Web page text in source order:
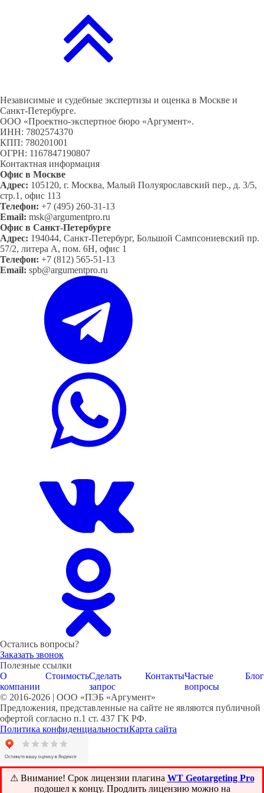
Независимые и судебные экспертизы и оценка в Москве и
Санкт-Петербурге.
ООО «Проектно-экспертное бюро «Аргумент».
ИНН: 7802574370
КПП: 780201001
ОГРН: 1167847190807
Контактная информация
Офис в Москве
Адрес: 105120, г. Москва, Малый Полуярославский пер., д. 3/5,
стр.1, офис 113
Телефон: +7 (495) 260-31-13
Email: msk@argumentpro.ru
Офис в Санкт-Петербурге
Адрес: 194044, Санкт-Петербург, Большой Сампсониевский пр.
57/2, литера А, пом. 6Н, офис 1
Телефон: +7 (812) 565-51-13
Email: spb@argumentpro.ru
Остались вопросы?
Заказать звонок
Полезные ссылки
О
компании
СтоимостьСделать
запрос
КонтактыЧастые
вопросы
Блог
© 2016-2026 | ООО «ПЭБ «Аргумент»
Предложения, представленные на сайте не являются публичной
офертой согласно п.1 ст. 437 ГК РФ.
Политика конфиденциальностиКарта сайта
⚠ Внимание! ️Срок лицензии плагина WT Geotargeting Pro
подошел к концу. Продлить лицензию можно на